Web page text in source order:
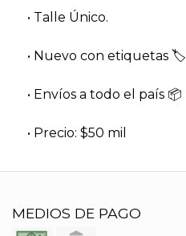
• Talle Único.
• Nuevo con etiquetas 🏷
• Envíos a todo el país 📦
• Precio: $50 mil
MEDIOS DE PAGO